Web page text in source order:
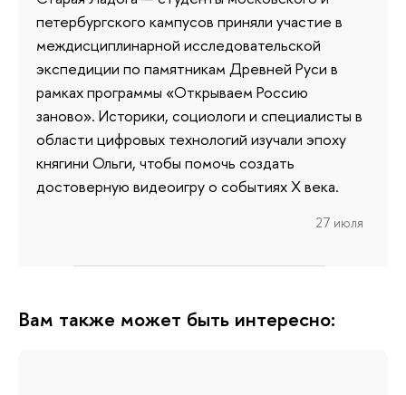
петербургского кампусов приняли участие в
междисциплинарной исследовательской
экспедиции по памятникам Древней Руси в
рамках программы «Открываем Россию
заново». Историки, социологи и специалисты в
области цифровых технологий изучали эпоху
княгини Ольги, чтобы помочь создать
достоверную видеоигру о событиях X века.
27 июля
Вам также может быть интересно: